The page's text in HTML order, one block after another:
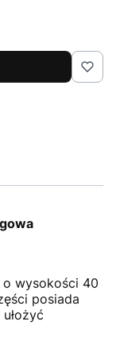
wysokości 40
posiada